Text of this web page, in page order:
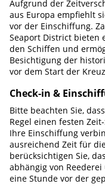
Aufgrund der
aus Europa empfiehlt
vor der Einschiffung.
Seaport District bieten
den Schiffen und
Besichtigung der
vor dem Start der
Check-in &
Bitte beachten Sie,
Regel einen festen
Ihre Einschiffung
ausreichend Zeit für
berücksichtigen Sie,
abhängig von
eine Stunde vor der